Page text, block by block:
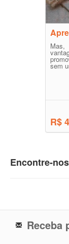
sem
R$
Encontre-
Receba